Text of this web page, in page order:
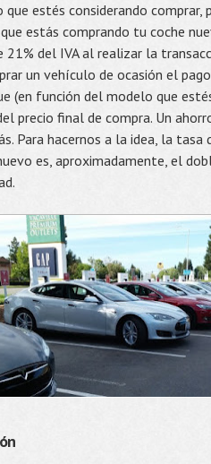
estés considerando comprar,
estás comprando tu coche
21% del IVA al realizar la
un vehículo de ocasión el
(en función del modelo que
precio final de compra. Un
Para hacernos a la idea, la tasa
es, aproximadamente, el